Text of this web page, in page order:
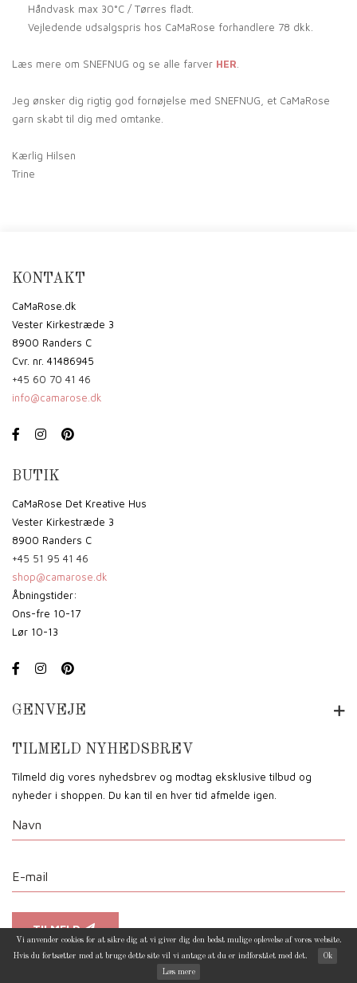
Håndvask max 30°C / Tørres fladt.
Vejledende udsalgspris hos CaMaRose forhandlere 78 dkk.
Læs mere om SNEFNUG og se alle farver HER
Jeg ønsker dig rigtig god fornøjelse med SNEFNUG, et CaMaRose
garn skabt til dig med omtanke.
Kærlig Hilsen
Trine
KONTAKT
CaMaRose.dk
Vester Kirkestræde 3
8900 Randers C
Cvr. nr. 41486945
+45 60 70 41 46
info@camarose.dk
BUTIK
CaMaRose Det Kreative Hus
Vester Kirkestræde 3
8900 Randers C
+45 51 95 41 46
shop@camarose.dk
Åbningstider:
Ons-fre 10-17
Lør 10-13
GENVEJE
TILMELD NYHEDSBREV
Tilmeld dig vores nyhedsbrev og modtag eksklusive tilbud og
nyheder i shoppen. Du kan til en hver tid afmelde igen.
TILMELD
Vi anvender cookies for at sikre dig at vi giver dig den bedst mulige oplevelse af vores website.
Hvis du fortsætter med at bruge dette site vil vi antage at du er indforstået med det.
Ok
Læs mere